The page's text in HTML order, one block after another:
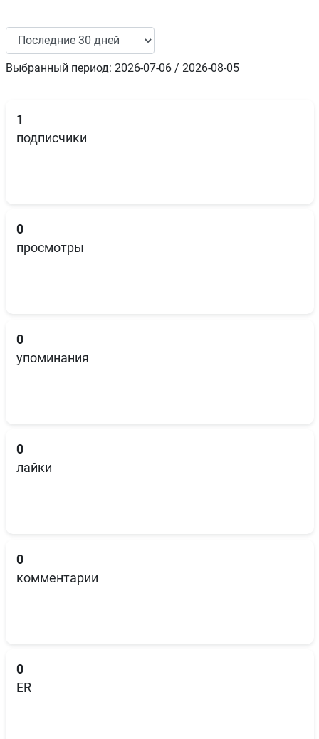
Выбранный период: 2026-07-06 / 2026-08-05
1
подписчики
0
просмотры
0
упоминания
0
лайки
0
комментарии
0
ER